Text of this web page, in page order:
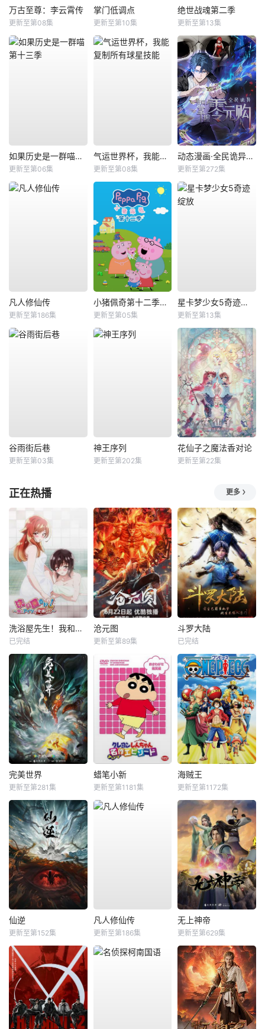
万古至尊：李云霄传
更新至第08集
掌门低调点
更新至第10集
绝世战魂第二季
更新至第13集
如果历史是一群喵第十三季
更新至第06集
气运世界杯，我能复制所有球星技能
更新至第08集
动态漫画·全民诡异：开局掌握零元购
更新至第272集
凡人修仙传
更新至第186集
小猪佩奇第十二季国语
更新至第05集
星卡梦少女5奇迹绽放
更新至第13集
谷雨街后巷
更新至第03集
神王序列
更新至第202集
花仙子之魔法香对论
更新至第22集
正在热播 更多
洗浴屋先生！我和那家伙在女浴池！？
已完结
沧元图
更新至第89集
斗罗大陆
已完结
完美世界
更新至第281集
蜡笔小新
更新至第1181集
海贼王
更新至第1172集
仙逆
更新至第152集
凡人修仙传
更新至第186集
无上神帝
更新至第629集